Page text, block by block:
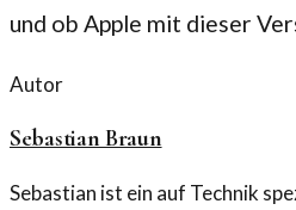
und ob Apple mit dieser
Autor
Sebastian Braun
Sebastian ist ein auf Technik